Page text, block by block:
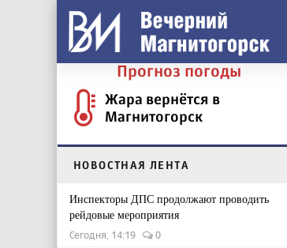
Прогноз погоды
Жара вернётся в
Магнитогорск
НОВОСТНАЯ ЛЕНТА
Инспекторы ДПС продолжают проводить
рейдовые мероприятия
Сегодня, 14:19 0